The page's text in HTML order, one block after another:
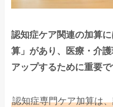
認知症ケア関連の加算
算」があり、医療・介
アップするために重要で
認知症専門ケア加算は